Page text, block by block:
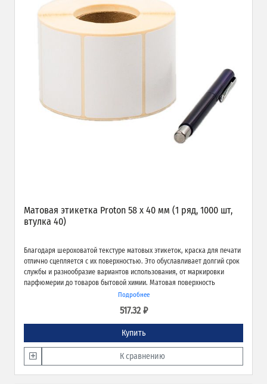
Матовая этикетка Proton 58 х 40 мм (1 ряд, 1000 шт,
втулка 40)
Благодаря шероховатой текстуре матовых этикеток, краска для печати
отлично сцепляется с их поверхностью. Это обуславливает долгий срок
службы и разнообразие вариантов использования, от маркировки
парфюмерии до товаров бытовой химии. Матовая поверхность
обеспечивает превосходное качество печати и широкие возможности
Подробнее
517.32 ₽
Купить
К сравнению